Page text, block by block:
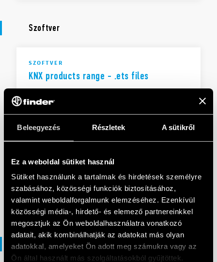
Beleegyezés Részletek A sütikről
Ez a weboldal sütiket használ
Sütiket használunk a tartalmak és hirdetések személyre
szabásához, közösségi funkciók biztosításához,
valamint weboldalforgalmunk elemzéséhez. Ezenkívül
közösségi média-, hirdető- és elemező partnereinkkel
megosztjuk az Ön weboldalhasználatra vonatkozó
adatait, akik kombinálhatják az adatokat más olyan
adatokkal, amelyeket Ön adott meg számukra vagy az
Ön által használt más szolgáltatásokból gyűjtöttek.
Szoftver
SZOFTVER
KNX products range - .ets files
EN|| .ZIP
1K Series - .ets
EN| 253 KB| .ZIP
3D fájlok